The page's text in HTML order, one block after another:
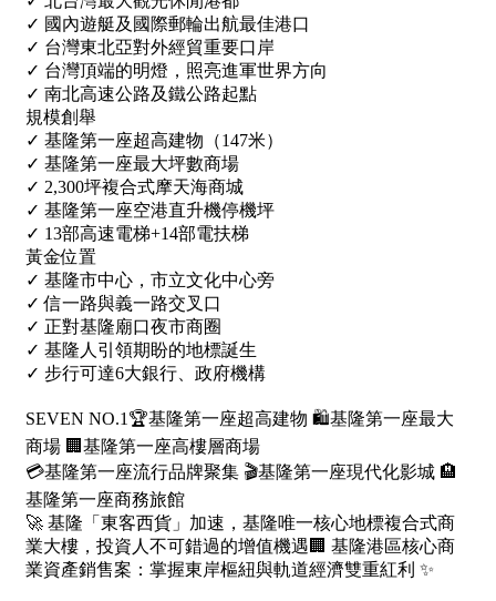
3樓 4樓
5~10樓 11~20樓
21樓以上
~
格局
不拘
2房
4房 5房以上
屋齡
不拘
5 年以下